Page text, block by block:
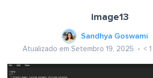
image13
Sandhya Goswami
Atualizado em Setembro 19, 2025 < 1